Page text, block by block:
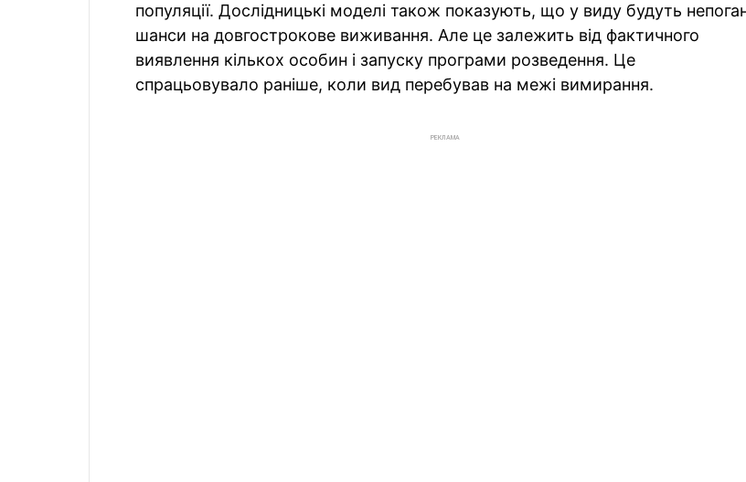
популяції. Дослідницькі моделі також показують, що у виду будуть
шанси на довгострокове виживання. Але це залежить від фактичного
виявлення кількох особин і запуску програми розведення. Це
спрацьовувало раніше, коли вид перебував на межі вимирання.
РЕКЛАМА